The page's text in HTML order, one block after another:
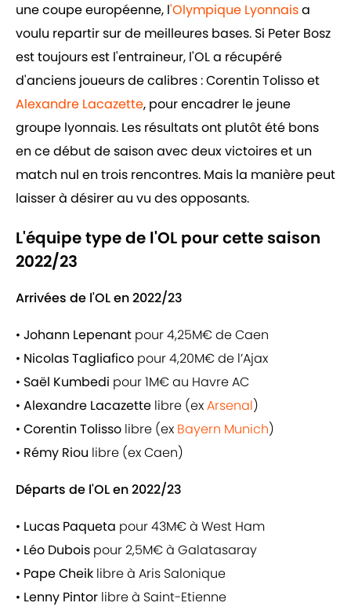
une coupe européenne, l'Olympique Lyonnaisa
voulu repartir sur de meilleures bases. Si Peter Bosz
est toujours est l'entraineur, l'OL a récupéré
d'anciens joueurs de calibres : Corentin Tolisso et
Alexandre Lacazette, pour encadrer le jeune
groupe lyonnais. Les résultats ont plutôt été bons
en ce début de saison avec deux victoires et un
match nul en trois rencontres. Mais la manière peut
laisser à désirer au vu des opposants.
L'équipe type de l'OL pour cette saison
2022/23
Arrivées de l'OL en 2022/23
• Johann Lepenant pour 4,25M€ de Caen
• Nicolas Tagliafico pour 4,20M€ de l’Ajax
• Saël Kumbedi pour 1M€ au Havre AC
• Alexandre Lacazette libre (exArsenal)
• Corentin Tolisso libre (ex Bayern Munich)
• Rémy Riou libre (ex Caen)
Départs de l'OL en 2022/23
• Lucas Paqueta pour 43M€ à West Ham
• Léo Dubois pour 2,5M€ à Galatasaray
• Pape Cheik libre à Aris Salonique
• Lenny Pintor libre à Saint-Etienne